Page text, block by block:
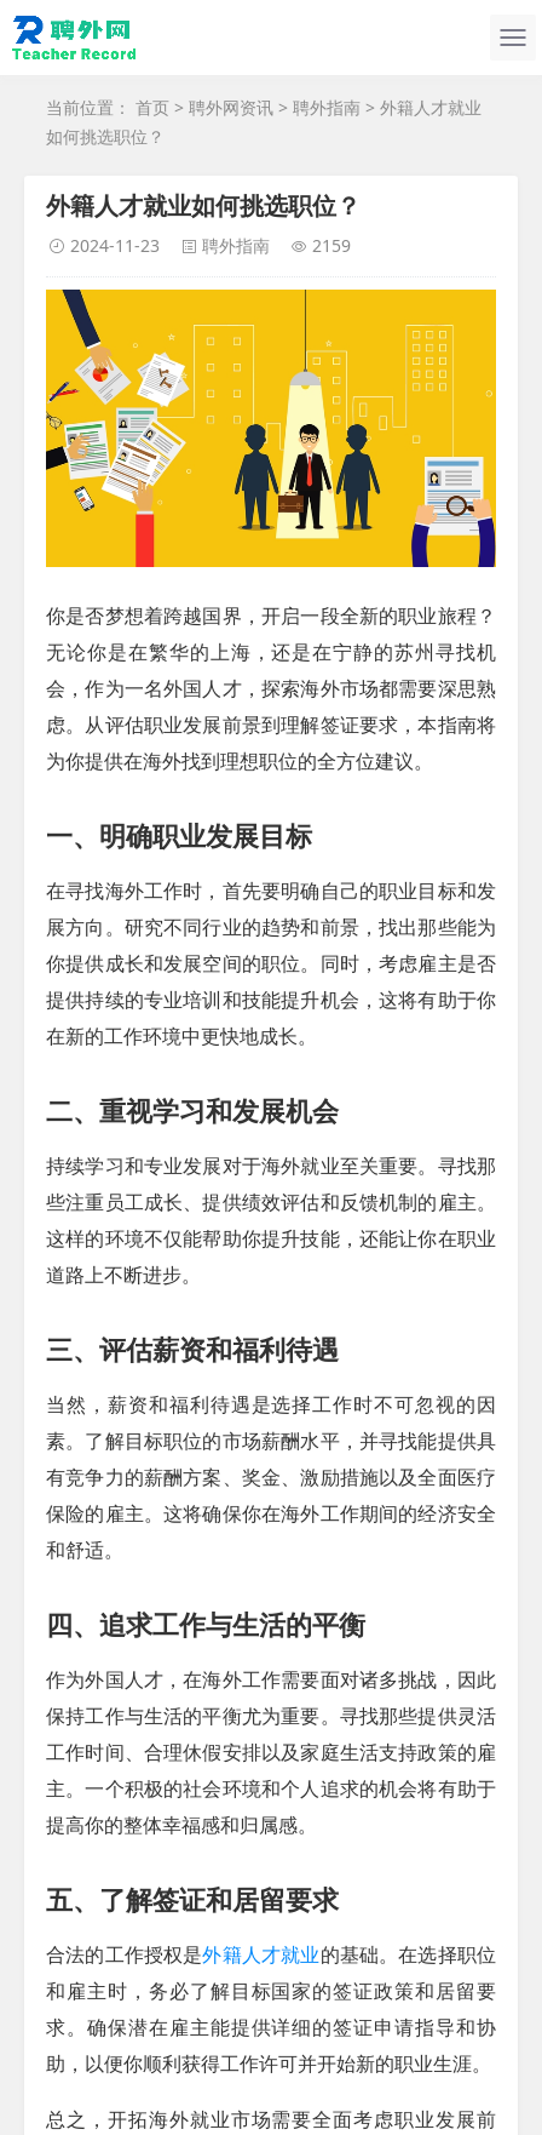
当前位置： 首页 > 聘外网资讯 > 聘外指南 > 外籍人才就业
如何挑选职位？
外籍人才就业如何挑选职位？
2024-11-23 聘外指南 2159
你是否梦想着跨越国界，开启一段全新的职业旅程？
无论你是在繁华的上海，还是在宁静的苏州寻找机
会，作为一名外国人才，探索海外市场都需要深思熟
虑。从评估职业发展前景到理解签证要求，本指南将
为你提供在海外找到理想职位的全方位建议。
一、明确职业发展目标
在寻找海外工作时，首先要明确自己的职业目标和发
展方向。研究不同行业的趋势和前景，找出那些能为
你提供成长和发展空间的职位。同时，考虑雇主是否
提供持续的专业培训和技能提升机会，这将有助于你
在新的工作环境中更快地成长。
二、重视学习和发展机会
持续学习和专业发展对于海外就业至关重要。寻找那
些注重员工成长、提供绩效评估和反馈机制的雇主。
这样的环境不仅能帮助你提升技能，还能让你在职业
道路上不断进步。
三、评估薪资和福利待遇
当然，薪资和福利待遇是选择工作时不可忽视的因
素。了解目标职位的市场薪酬水平，并寻找能提供具
有竞争力的薪酬方案、奖金、激励措施以及全面医疗
保险的雇主。这将确保你在海外工作期间的经济安全
和舒适。
四、追求工作与生活的平衡
作为外国人才，在海外工作需要面对诸多挑战，因此
保持工作与生活的平衡尤为重要。寻找那些提供灵活
工作时间、合理休假安排以及家庭生活支持政策的雇
主。一个积极的社会环境和个人追求的机会将有助于
提高你的整体幸福感和归属感。
五、了解签证和居留要求
合法的工作授权是外籍人才就业的基础。在选择职位
和雇主时，务必了解目标国家的签证政策和居留要
求。确保潜在雇主能提供详细的签证申请指导和协
助，以便你顺利获得工作许可并开始新的职业生涯。
总之，开拓海外就业市场需要全面考虑职业发展前